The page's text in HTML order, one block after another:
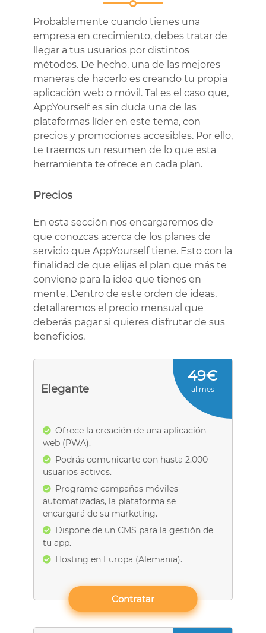
Probablemente cuando tienes una
empresa en crecimiento, debes tratar de
llegar a tus usuarios por distintos
métodos. De hecho, una de las mejores
maneras de hacerlo es creando tu propia
aplicación web o móvil. Tal es el caso que,
AppYourself es sin duda una de las
plataformas líder en este tema, con
precios y promociones accesibles. Por ello,
te traemos un resumen de lo que esta
herramienta te ofrece en cada plan.
Precios
En esta sección nos encargaremos de
que conozcas acerca de los planes de
servicio que AppYourself tiene. Esto con la
finalidad de que elijas el plan que más te
conviene para la idea que tienes en
mente. Dentro de este orden de ideas,
detallaremos el precio mensual que
deberás pagar si quieres disfrutar de sus
beneficios.
Elegante
49€
al mes
Ofrece la creación de una aplicación
web (PWA).
Podrás comunicarte con hasta 2.000
usuarios activos.
Programe campañas móviles
automatizadas, la plataforma se
encargará de su marketing.
Dispone de un CMS para la gestión de
tu app.
Hosting en Europa (Alemania).
Contratar